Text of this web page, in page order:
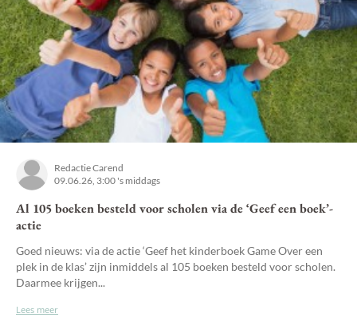
Redactie Carend
09.06.26, 3:00 's middags
Al 105 boeken besteld voor scholen via de ‘Geef een boek’-
actie
Goed nieuws: via de actie ‘Geef het kinderboek Game Over een
plek in de klas’ zijn inmiddels al 105 boeken besteld voor scholen.
Daarmee krijgen...
Lees meer